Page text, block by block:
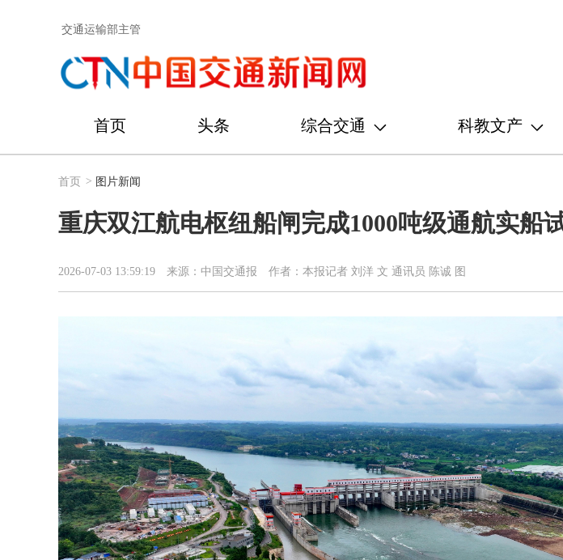
交通运输部主管
首页 头条 综合交通 科教文产
首页 > 图片新闻
重庆双江航电枢纽船闸完成1000吨级通航实船
2026-07-03 13:59:19 来源：中国交通报 作者：本报记者 刘洋 文 通讯员 陈诚 图